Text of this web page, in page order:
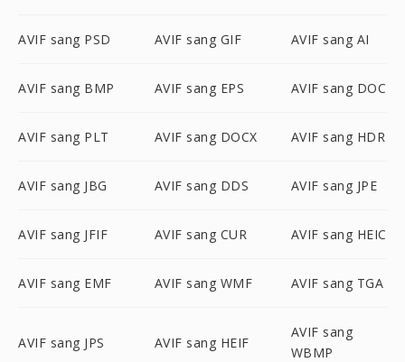
AVIF sang PSD AVIF sang GIF AVIF sang AI
AVIF sang BMP AVIF sang EPS AVIF sang DOC
AVIF sang PLT AVIF sang DOCX AVIF sang HDR
AVIF sang JBG AVIF sang DDS AVIF sang JPE
AVIF sang JFIF AVIF sang CUR AVIF sang HEIC
AVIF sang EMF AVIF sang WMF AVIF sang TGA
AVIF sang JPS AVIF sang HEIF
AVIF sang
WBMP